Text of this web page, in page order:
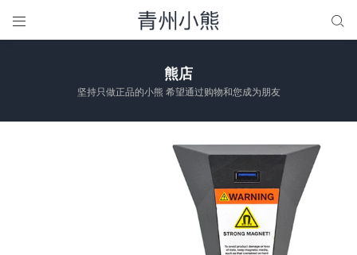
 
熊店
坚持只做正品的小熊 希望通过购物和您成为朋友